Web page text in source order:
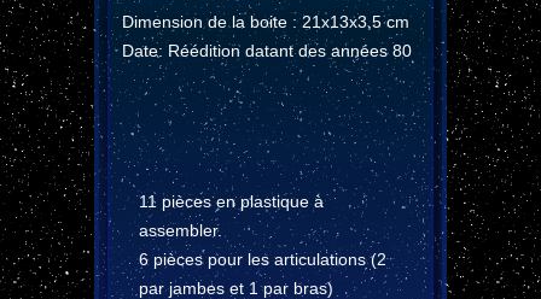
Dimension de la boite : 21x13x3,5 cm
Date: Réédition datant des années 80
11 pièces en plastique à
assembler.
6 pièces pour les articulations (2
par jambes et 1 par bras)